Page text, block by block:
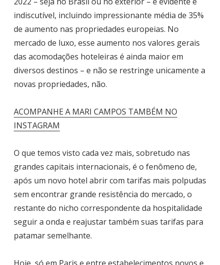
indiscutível, incluindo impressionante média de 35%
de aumento nas propriedades europeias. No
mercado de luxo, esse aumento nos valores gerais
das acomodações hoteleiras é ainda maior em
diversos destinos – e não se restringe unicamente a
novas propriedades, não.
ACOMPANHE A MARI CAMPOS TAMBÉM NO
INSTAGRAM
O que temos visto cada vez mais, sobretudo nas
grandes capitais internacionais, é o fenômeno de,
após um novo hotel abrir com tarifas mais polpudas
sem encontrar grande resistência do mercado, o
restante do nicho correspondente da hospitalidade
seguir a onda e reajustar também suas tarifas para
patamar semelhante.